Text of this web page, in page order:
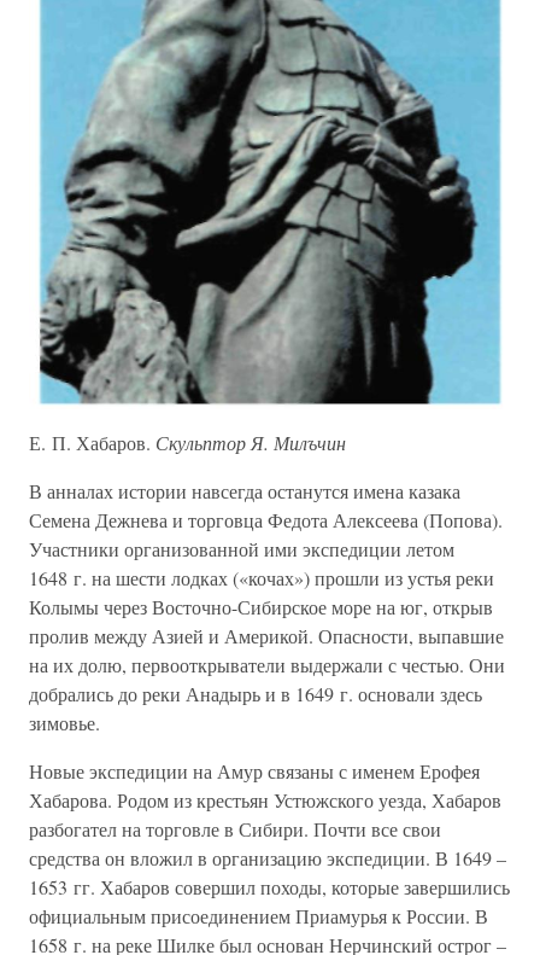
Е. П. Хабаров. Скульптор Я. Милъчин
В анналах истории навсегда останутся имена казака
Семена Дежнева и торговца Федота Алексеева (Попова).
Участники организованной ими экспедиции летом
1648 г. на шести лодках («кочах») прошли из устья реки
Колымы через Восточно-Сибирское море на юг, открыв
пролив между Азией и Америкой. Опасности, выпавшие
на их долю, первооткрыватели выдержали с честью. Они
добрались до реки Анадырь и в 1649 г. основали здесь
зимовье.
Новые экспедиции на Амур связаны с именем Ерофея
Хабарова. Родом из крестьян Устюжского уезда, Хабаров
разбогател на торговле в Сибири. Почти все свои
средства он вложил в организацию экспедиции. В 1649 –
1653 гг. Хабаров совершил походы, которые завершились
официальным присоединением Приамурья к России. В
1658 г. на реке Шилке был основан Нерчинский острог –